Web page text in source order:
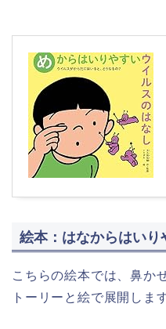
絵本：はなからはいり
こちらの絵本では、鼻か
トーリーと絵で展開しま